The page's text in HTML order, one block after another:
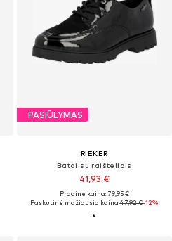
PASIŪLYMAS
RIEKER
Batai su raišteliais
41,93 €
Pradinė kaina: 79,95 €
Paskutinė mažiausia kaina:47,92 €-12%